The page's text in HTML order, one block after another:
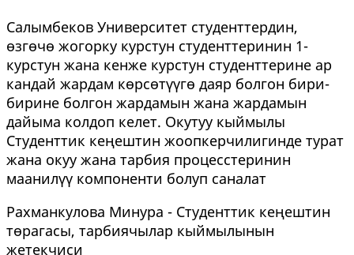
Салымбеков Университет студенттердин,
өзгөчө жогорку курстун студенттеринин 1-
курстун жана кенже курстун студенттерине ар
кандай жардам көрсөтүүгө даяр болгон бири-
бирине болгон жардамын жана жардамын
дайыма колдоп келет. Окутуу кыймылы
Студенттик кеңештин жоопкерчилигинде турат
жана окуу жана тарбия процесстеринин
маанилүү компоненти болуп саналат
Рахманкулова Минура - Студенттик кеңештин
төрагасы, тарбиячылар кыймылынын
жетекчиси